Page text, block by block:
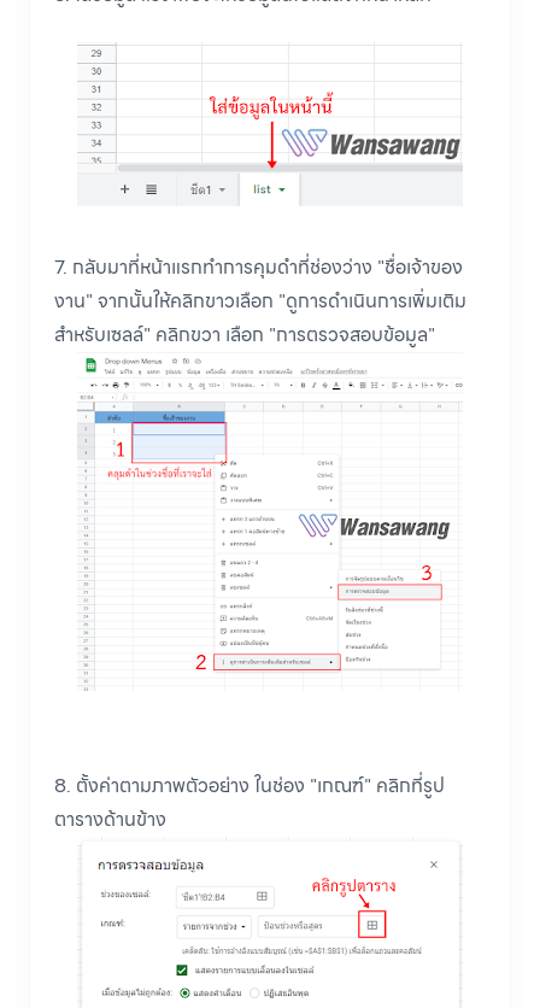
7. กลับมาที่หน้าแรกทำการคุมดำที่ช่องว่าง "ชื่อเจ้าของ
งาน" จากนั้นให้คลิกขาวเลือก "ดูการดำเนินการเพิ่มเติม
สำหรับเซลล์" คลิกขวา เลือก "การตรวจสอบข้อมูล"
8. ตั้งค่าตามภาพตัวอย่าง ในช่อง "เกณฑ์" คลิกที่รูป
ตารางด้านข้าง